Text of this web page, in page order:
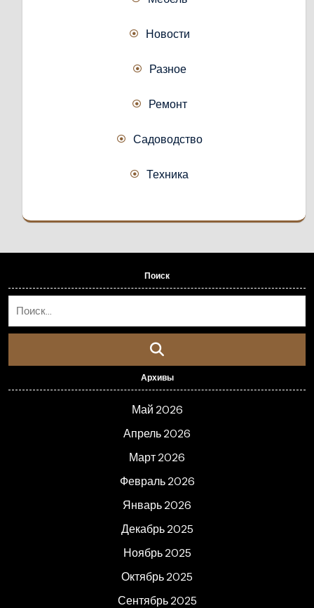
Новости
Разное
Ремонт
Садоводство
Техника
Поиск
Архивы
Май 2026
Апрель 2026
Март 2026
Февраль 2026
Январь 2026
Декабрь 2025
Ноябрь 2025
Октябрь 2025
Сентябрь 2025